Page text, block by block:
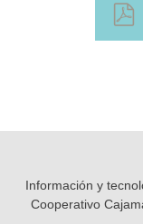
Información y
Cooperativo